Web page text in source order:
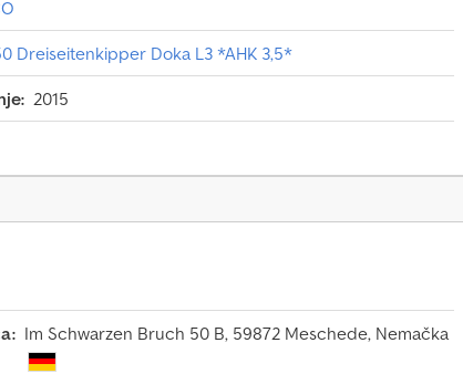
Dreiseitenkipper Doka L3 *AHK 3,5*
2015
Im Schwarzen Bruch 50 B, 59872 Meschede, Nemačka